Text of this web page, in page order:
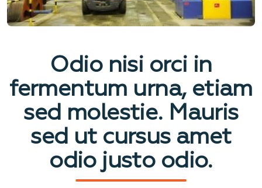
Odio nisi orci in
fermentum urna, etiam
sed molestie. Mauris
sed ut cursus amet
odio justo odio.